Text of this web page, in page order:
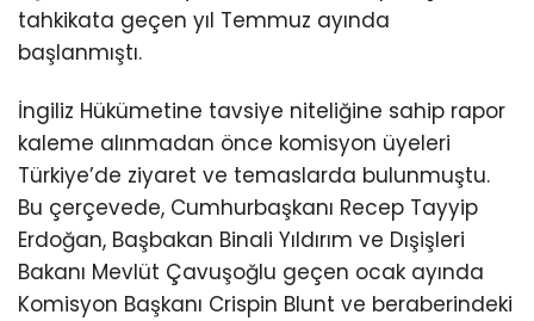
tahkikata geçen yıl Temmuz ayında
başlanmıştı.
İngiliz Hükümetine tavsiye niteliğine sahip rapor
kaleme alınmadan önce komisyon üyeleri
Türkiye’de ziyaret ve temaslarda bulunmuştu.
Bu çerçevede, Cumhurbaşkanı Recep Tayyip
Erdoğan, Başbakan Binali Yıldırım ve Dışişleri
Bakanı Mevlüt Çavuşoğlu geçen ocak ayında
Komisyon Başkanı Crispin Blunt ve beraberindeki